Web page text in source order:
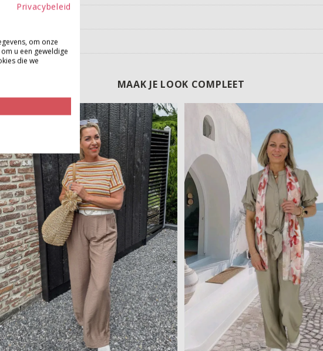
MAAK JE LOOK COMPLEET
Privacybeleid
om onze
u een geweldige
die we